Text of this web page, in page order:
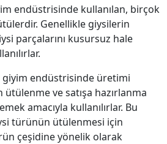
endüstrisinde kullanılan, birçok
Genellikle giysilerin
parçalarını kusursuz hale
giyim endüstrisinde üretimi
ve satışa hazırlanma
amacıyla kullanılırlar. Bu
türünün ütülenmesi için
çeşidine yönelik olarak